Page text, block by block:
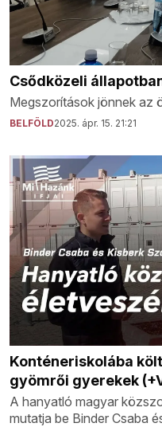
Csődközeli
Megszorítások jönnek az
BELFÖLD2025. ápr. 15. 21:21
Konténeriskolába
gyömrői gyerekek
A hanyatló magyar
mutatja be Binder Csaba